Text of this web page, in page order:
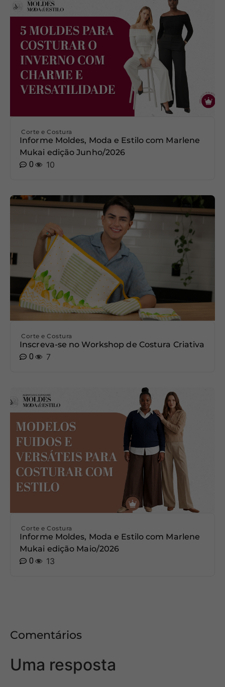
Corte e Costura
Informe Moldes, Moda e Estilo com Marlene
Mukai edição Junho/2026
0
10
Corte e Costura
Inscreva-se no Workshop de Costura Criativa
0
7
Corte e Costura
Informe Moldes, Moda e Estilo com Marlene
Mukai edição Maio/2026
0
13
Comentários
Uma resposta